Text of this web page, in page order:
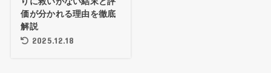
価が分かれる理由を徹底
解説
2025.12.18